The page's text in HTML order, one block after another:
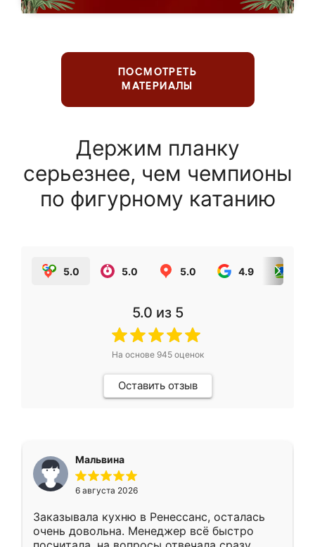
ПОСМОТРЕТЬ
МАТЕРИАЛЫ
Держим планку
серьезнее, чем чемпионы
по фигурному катанию
5.0 5.0 5.0 4.9
5.0 из 5
На основе 945оценок
Оставить отзыв
Мальвина
6 августа 2026
Заказывала кухню в Ренессанс, осталась
очень довольна. Менеджер всё быстро